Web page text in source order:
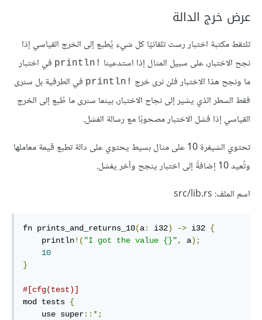
عرض خرج الدالة
تلتقط مكتبة اختبار رست تلقائيًا كل شيء يُطبع إلى الخرج القياسي إذا
نجح الاختبار، على سبيل المثال إذا استدعينا println!‎ في اختبار
ما ونجح هذا الاختبار فلن نرى خرج println!‎ في الطرفية بل سنرى
فقط السطر الذي يشير إلى نجاح الاختبار، بينما سنرى ما طُبع إلى الخرج
القياسي إذا فشل الاختبار مصحوبًا مع رسالة الفشل.
تحتوي الشيفرة 10 على مثال بسيط يحتوي على دالة تطبع قيمة معاملها
وتُعيد 10 إضافةً إلى اختبار ينجح وآخر يفشل.
اسم الملف: src/lib.rs
fn prints_and_returns_10(a: i32) -> i32 {
    println
!( "I got the value {}", a);
10
}
#[cfg(test)]
mod tests {
    use super
::*;